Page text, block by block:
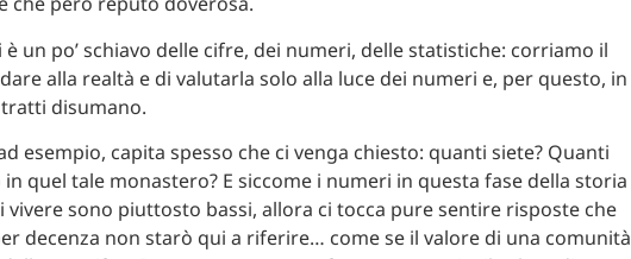
è un po’ schiavo delle cifre, dei numeri, delle statistiche: corriamo il
alla realtà e di valutarla solo alla luce dei numeri e, per questo, in
disumano.
esempio, capita spesso che ci venga chiesto: quanti siete? Quanti
quel tale monastero? E siccome i numeri in questa fase della storia
vivere sono piuttosto bassi, allora ci tocca pure sentire risposte che
decenza non starò qui a riferire… come se il valore di una comunità